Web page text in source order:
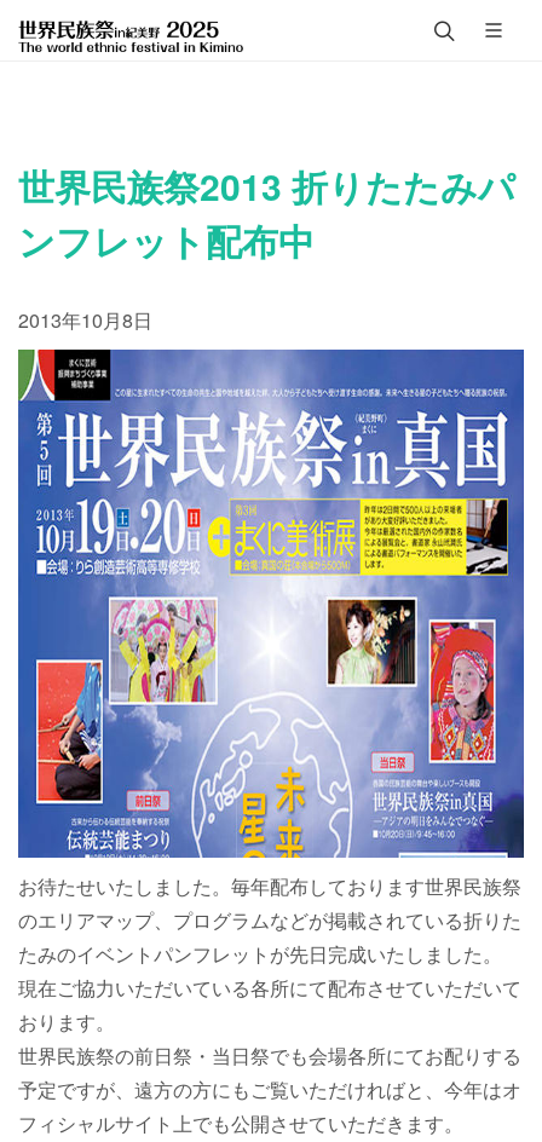
世界民族祭2013 折りたたみパ
ンフレット配布中
2013年10月8日
お待たせいたしました。毎年配布しております世界民族祭
のエリアマップ、プログラムなどが掲載されている折りた
たみのイベントパンフレットが先日完成いたしました。
現在ご協力いただいている各所にて配布させていただいて
おります。
世界民族祭の前日祭・当日祭でも会場各所にてお配りする
予定ですが、遠方の方にもご覧いただければと、今年はオ
フィシャルサイト上でも公開させていただきます。